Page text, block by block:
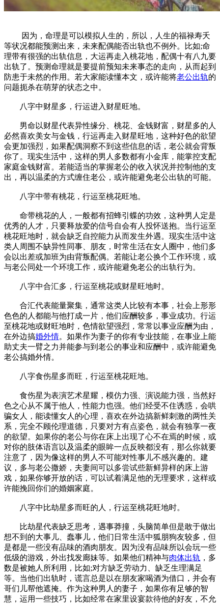
因为，命理是可以模拟人生的，所以，人生的福禄寿夭
等状况都能预测出来，未来配偶能否出轨也不例外。比如;命
理带有很强的出轨信息，大运再走入桃花地，配偶十有八九要
出轨了。预测命理就是要提前预知未来事态的走向，从而起到
防患于未然的作用。若大家能读懂本文，或许能将老公出轨的
问题扼杀在萌芽的状态之中。
八字中财星多，行运进入财星旺地。
男命以财星代表异性缘分、桃花、金钱财富，财星多的人
必然喜欢美女与金钱，行运再走入财星旺地，这种好色的欲望
会更加强烈，如果配偶洞察不到这些信息的话，老公就会背叛
你了。现实生活中，这样的男人多数都有小金库，能掌控支配
家庭金钱财富。若能适当的掌握老公的收入状况并控制他的支
出，再以温柔的方式缠住老公，或许能避免老公出轨的可能。
八字中带有桃花，行运至桃花旺地。
命带桃花的人，一般都有招蜂引蝶的功效，这种男人定是
优秀的人才，只要释放爱的信号自会有人投怀送抱。当行运至
桃花旺地时，就会缺乏自控能力从而发生外遇。现实生活中这
类人周围不缺异性同事、朋友，时常生活在女人圈中，他们多
会以出差或加班为由背叛配偶。若能让老公换个工作环境，或
与老公同处一个环境工作，或许能避免老公的出轨行为。
八字中合汇多，行运至桃花或财星旺地时。
合汇代表能量聚集，通常这类人比较有本事，社会上形形
色色的人都能与他打成一片，他们应酬较多，事业成功。行运
至桃花地或财旺地时，色情欲望强烈，常常以事业应酬为由，
在外边搞婚外情。如果作为妻子的你有专业技能，在事业上能
助丈夫一臂之力并能参与到老公的事业和应酬中，或许能避免
老公搞婚外情。
八字食伤星多而旺，行运至桃花旺地。
食伤星为表演艺术星耀，模仿力强、演说能力强，当然好
色之心从不属于他人，性能力也强。他们经受不住诱惑，会哄
骗女人，能读懂女人的心理，喜欢在外边搞新鲜刺激的两性关
系，完全不顾伦理道德，只要对方有点姿色，就会有独享一夜
的欲望。如果你的老公与你在床上出现了心不在焉的时候，或
对你的肢体语言以及温柔的眼眸一点反映都没有，那么你就要
注意了，因为像这样的男人不可能对性事儿不感兴趣的。建
议，多与老公撒娇，夫妻间可以多尝试些新鲜异样的床上游
戏，如果你够开放的话，可以试着满足他的无理要求，这样或
许能挽回你们的婚姻家庭。
八字中比劫星多而旺的人，行运至桃花旺地时。
比劫星代表缺乏思考，遇事莽撞，头脑简单但是敢于做出
想不到的大事儿、蠢事儿，他们日常生活中狐朋狗友较多，但
是都是一些没有品味的酒肉朋友。因为没有品味所以会玩一些
低级的游戏，外出找发廊妹等。如果他们精神与肉体出轨 ，多
数是被她人所利用，比如;对方缺乏劳动力、缺乏生理满足
等。当他们出轨时，谎言总是以在朋友家喝酒为借口，并会有
哥们儿帮他遮掩。作为这种男人的妻子，如果你有足够的智
慧，运用一些技巧，比如经常在家里设宴款待他的好友，不允